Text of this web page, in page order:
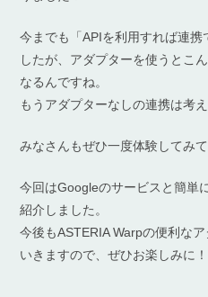
今までも「APIを利用すれば連携
したが、アダプターを使うとこ
なるんですね。
もうアダプターなしの連携は考
みなさんもぜひ一度体験してみて
今回はGoogleのサービスと簡単
紹介しました。
今後もASTERIA Warpの便利な
いきますので、ぜひお楽しみに！